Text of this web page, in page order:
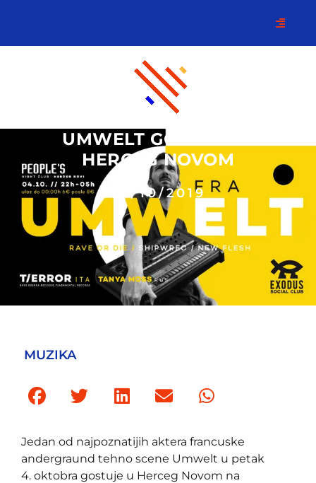
UMWELT GOSTUJE U
HERCEG NOVOM
02/10/2019
MUZIKA
Jedan od najpoznatijih aktera francuske
andergraund tehno scene Umwelt u petak
4. oktobra gostuje u Herceg Novom na